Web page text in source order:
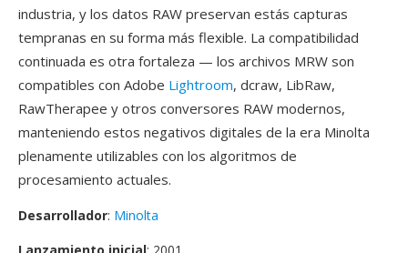
industria, y los datos RAW preservan estás capturas
tempranas en su forma más flexible. La compatibilidad
continuada es otra fortaleza — los archivos MRW son
compatibles con Adobe Lightroom, dcraw, LibRaw,
RawTherapee y otros conversores RAW modernos,
manteniendo estos negativos digitales de la era Minolta
plenamente utilizables con los algoritmos de
procesamiento actuales.
Desarrollador: Minolta